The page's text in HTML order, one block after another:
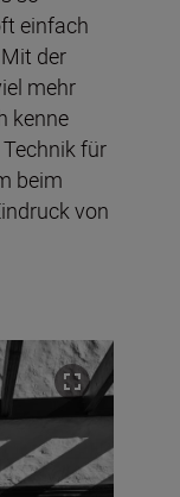
einfach
der
mehr
kenne
für
beim
von